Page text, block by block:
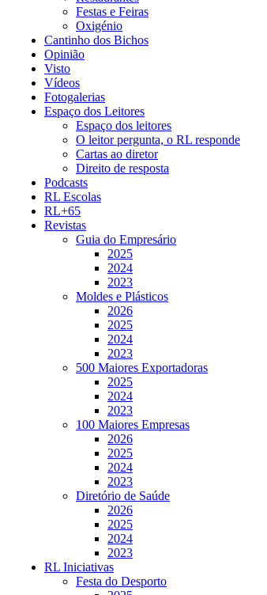
Festas e Feiras
Oxigénio
Cantinho dos Bichos
Opinião
Visto
Vídeos
Fotogalerias
Espaço dos Leitores
Espaço dos leitores
O leitor pergunta, o RL responde
Cartas ao diretor
Direito de resposta
Podcasts
RL Escolas
RL+65
Revistas
Guia do Empresário
2025
2024
2023
Moldes e Plásticos
2026
2025
2024
2023
500 Maiores Exportadoras
2025
2024
2023
100 Maiores Empresas
2026
2025
2024
2023
Diretório de Saúde
2026
2025
2024
2023
RL Iniciativas
Festa do Desporto